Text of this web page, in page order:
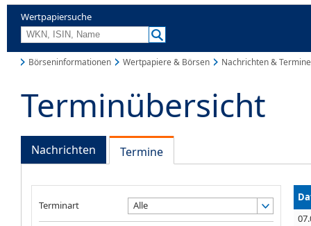
Wertpapiersuche
Börseninformationen Wertpapiere & Börsen Nachrichten & Termine
Terminübersicht
Nachrichten Termine
Terminart Alle